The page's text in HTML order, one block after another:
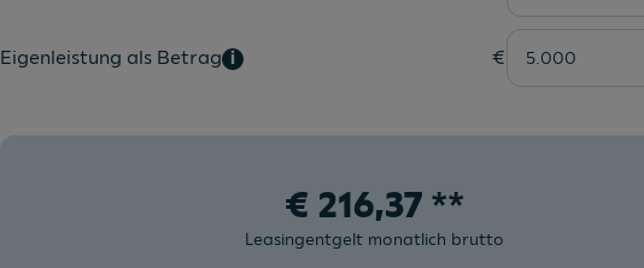
Regensensor
Rücksitzlehne asym. geteilt umklappbar
Eigenleistung als Betrag i €
€ 216,37**
Leasingentgelt monatlich brutto